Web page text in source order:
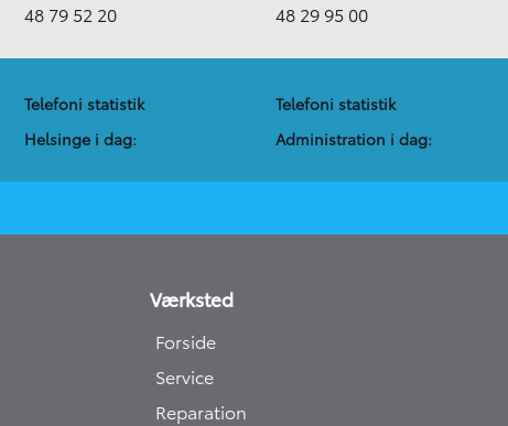
48 79 52 20
48 29 95 00
Telefoni statistik
Helsinge i dag:
Telefoni statistik
Administration​ i dag:
Værksted
Forside
Service
Reparation